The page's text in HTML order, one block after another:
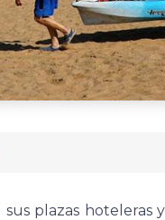
plazas hoteleras